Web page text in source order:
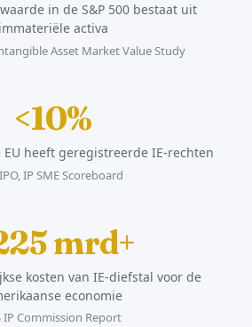
in de S&P 500 bestaat uit
immateriële activa
Asset Market Value Study
<10%
heeft geregistreerde IE-rechten
IP SME Scoreboard
mrd+
kosten van IE-diefstal voor de
economie
IP Commission Report